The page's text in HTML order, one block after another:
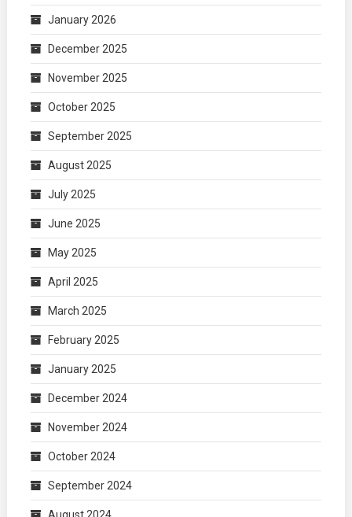
January 2026
December 2025
November 2025
October 2025
September 2025
August 2025
July 2025
June 2025
May 2025
April 2025
March 2025
February 2025
January 2025
December 2024
November 2024
October 2024
September 2024